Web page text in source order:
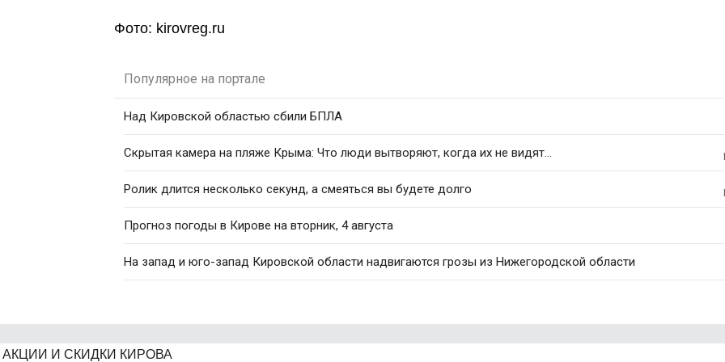
Фото: kirovreg.ru
Популярное на портале
Над Кировской областью сбили БПЛА
Скрытая камера на пляже Крыма: Что люди вытворяют, когда их не видят...
Ролик длится несколько секунд, а смеяться вы будете долго
Прогноз погоды в Кирове на вторник, 4 августа
На запад и юго-запад Кировской области надвигаются грозы из Нижегородской области
АКЦИИ И СКИДКИ КИРОВА